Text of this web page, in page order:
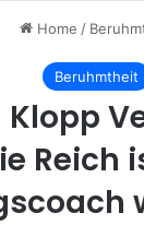
Home /
Beruhmtheit
Reich